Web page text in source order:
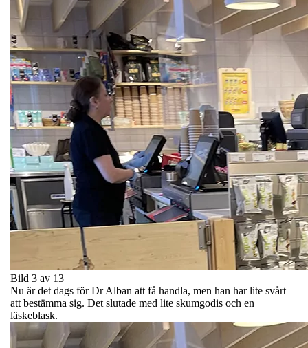
Bild 3 av 13
Nu är det dags för Dr Alban att få handla, men han har lite svårt
att bestämma sig. Det slutade med lite skumgodis och en
läskeblask.